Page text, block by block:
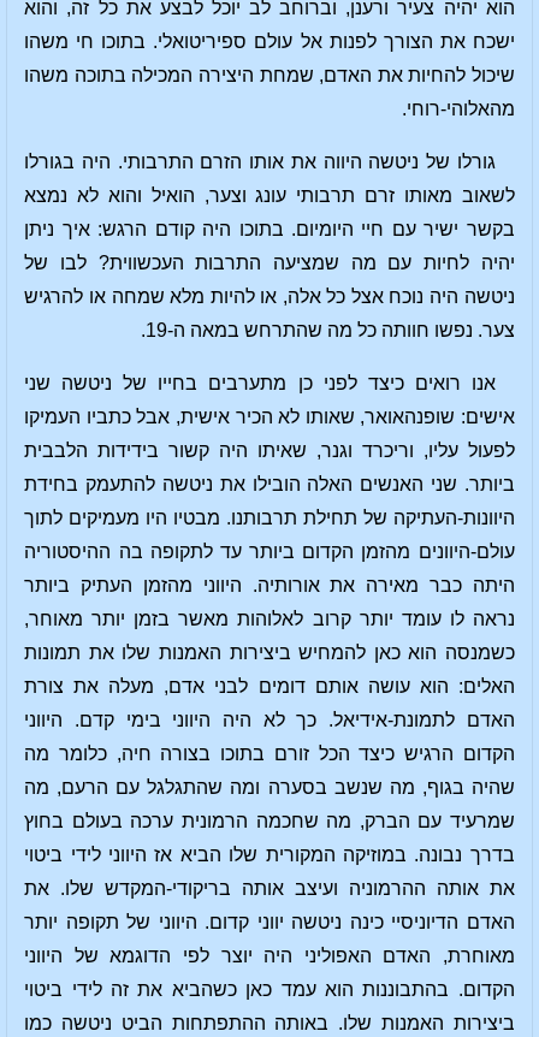
הוא יהיה צעיר ורענן, וברוחב לב יוכל לבצע את כל זה, והוא
ישכח את הצורך לפנות אל עולם ספיריטואלי. בתוכו חי משהו
שיכול להחיות את האדם, שמחת היצירה המכילה בתוכה משהו
מהאלוהי-רוחי.
גורלו של ניטשה היווה את אותו הזרם התרבותי. היה בגורלו
לשאוב מאותו זרם תרבותי עונג וצער, הואיל והוא לא נמצא
בקשר ישיר עם חיי היומיום. בתוכו היה קודם הרגש: איך ניתן
יהיה לחיות עם מה שמציעה התרבות העכשווית? לבו של
ניטשה היה נוכח אצל כל אלה, או להיות מלא שמחה או להרגיש
צער. נפשו חוותה כל מה שהתרחש במאה ה-19.
אנו רואים כיצד לפני כן מתערבים בחייו של ניטשה שני
אישים: שופנהאואר, שאותו לא הכיר אישית, אבל כתביו העמיקו
לפעול עליו, וריכרד וגנר, שאיתו היה קשור בידידות הלבבית
ביותר. שני האנשים האלה הובילו את ניטשה להתעמק בחידת
היוונות-העתיקה של תחילת תרבותנו. מבטיו היו מעמיקים לתוך
עולם-היוונים מהזמן הקדום ביותר עד לתקופה בה ההיסטוריה
היתה כבר מאירה את אורותיה. היווני מהזמן העתיק ביותר
נראה לו עומד יותר קרוב לאלוהות מאשר בזמן יותר מאוחר,
כשמנסה הוא כאן להמחיש ביצירות האמנות שלו את תמונות
האלים: הוא עושה אותם דומים לבני אדם, מעלה את צורת
האדם לתמונת-אידיאל. כך לא היה היווני בימי קדם. היווני
הקדום הרגיש כיצד הכל זורם בתוכו בצורה חיה, כלומר מה
שהיה בגוף, מה שנשב בסערה ומה שהתגלגל עם הרעם, מה
שמרעיד עם הברק, מה שחכמה הרמונית ערכה בעולם בחוץ
בדרך נבונה. במוזיקה המקורית שלו הביא אז היווני לידי ביטוי
את אותה ההרמוניה ועיצב אותה בריקודי-המקדש שלו. את
האדם הדיוניסיי כינה ניטשה יווני קדום. היווני של תקופה יותר
מאוחרת, האדם האפוליני היה יוצר לפי הדוגמא של היווני
הקדום. בהתבוננות הוא עמד כאן כשהביא את זה לידי ביטוי
ביצירות האמנות שלו. באותה ההתפתחות הביט ניטשה כמו